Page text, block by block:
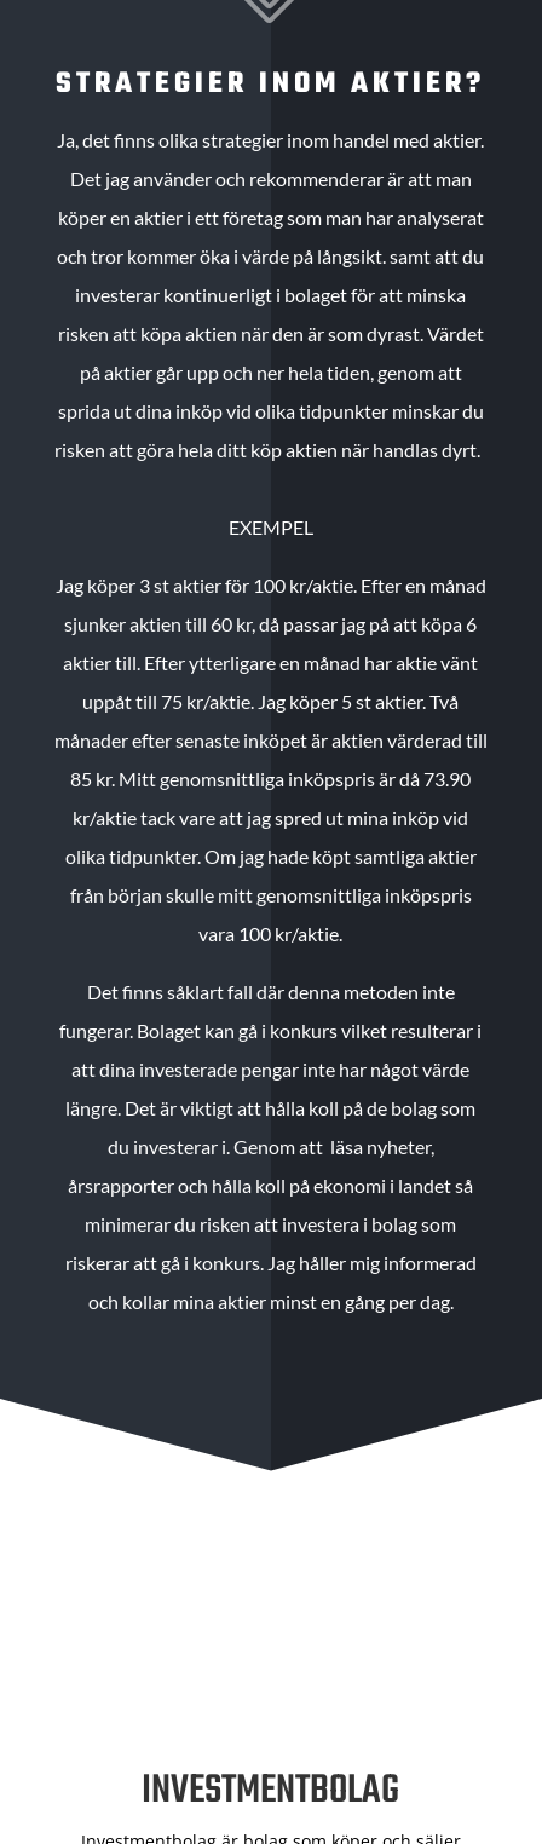
STRATEGIER INOM AKTIER?
Ja, det finns olika strategier inom handel med aktier.
Det jag använder och rekommenderar är att man
köper en aktier i ett företag som man har analyserat
och tror kommer öka i värde på långsikt. samt att du
investerar kontinuerligt i bolaget för att minska
risken att köpa aktien när den är som dyrast. Värdet
på aktier går upp och ner hela tiden, genom att
sprida ut dina inköp vid olika tidpunkter minskar du
risken att göra hela ditt köp aktien när handlas dyrt.
EXEMPEL
Jag köper 3 st aktier för 100 kr/aktie. Efter en månad
sjunker aktien till 60 kr, då passar jag på att köpa 6
aktier till. Efter ytterligare en månad har aktie vänt
uppåt till 75 kr/aktie. Jag köper 5 st aktier.Två
månader efter senaste inköpet är aktien värderad till
85 kr. Mitt genomsnittliga inköpspris är då 73.90
kr/aktie tack vare att jag spred ut mina inköp vid
olika tidpunkter. Om jag hade köpt samtliga aktier
från början skulle mitt genomsnittliga inköpspris
vara 100 kr/aktie.
Det finns såklart fall där denna metoden inte
fungerar. Bolaget kan gå i konkurs vilket resulterar i
att dina investerade pengar inte har något värde
längre. Det är viktigt att hålla koll på de bolag som
du investerar i. Genom att läsa nyheter,
årsrapporter och hålla koll på ekonomi i landet så
minimerar du risken att investera i bolag som
riskerar att gå i konkurs. Jag håller mig informerad
och kollar mina aktier minst en gång per dag.
INVESTMENTBOLAG